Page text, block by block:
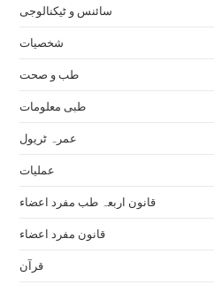
سائنس و ٹیکنالوجی
شخصیات
طب و صحت
طبی معلومات
عمرہ ٹریول
عملیات
قانون اربعہ طب مفرد اعضاء
قانون مفرد اعضاء
قرآن